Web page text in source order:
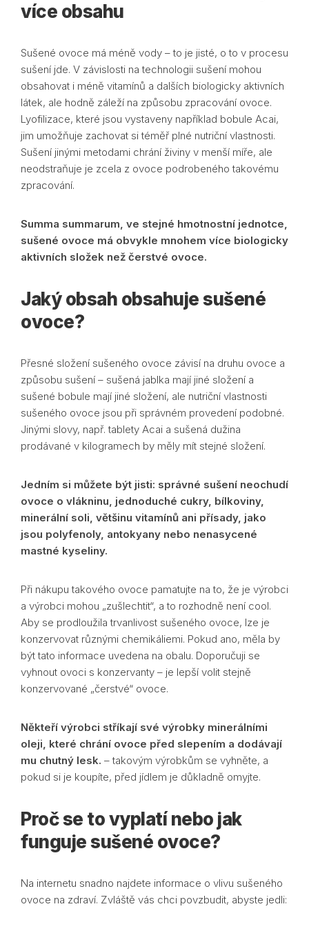
více obsahu
Sušené ovoce má méně vody – to je jisté, o to v procesu
sušení jde. V závislosti na technologii sušení mohou
obsahovat i méně vitamínů a dalších biologicky aktivních
látek, ale hodně záleží na způsobu zpracování ovoce.
Lyofilizace, které jsou vystaveny například bobule Acai,
jim umožňuje zachovat si téměř plné nutriční vlastnosti.
Sušení jinými metodami chrání živiny v menší míře, ale
neodstraňuje je zcela z ovoce podrobeného takovému
zpracování.
Summa summarum, ve stejné hmotnostní jednotce,
sušené ovoce má obvykle mnohem více biologicky
aktivních složek než čerstvé ovoce.
Jaký obsah obsahuje sušené
ovoce?
Přesné složení sušeného ovoce závisí na druhu ovoce a
způsobu sušení – sušená jablka mají jiné složení a
sušené bobule mají jiné složení, ale nutriční vlastnosti
sušeného ovoce jsou při správném provedení podobné.
Jinými slovy, např. tablety Acai a sušená dužina
prodávané v kilogramech by měly mít stejné složení.
Jedním si můžete být jisti: správné sušení neochudí
ovoce o vlákninu, jednoduché cukry, bílkoviny,
minerální soli, většinu vitamínů ani přísady, jako
jsou polyfenoly, antokyany nebo nenasycené
mastné kyseliny.
Při nákupu takového ovoce pamatujte na to, že je výrobci
a výrobci mohou „zušlechtit“, a to rozhodně není cool.
Aby se prodloužila trvanlivost sušeného ovoce, lze je
konzervovat různými chemikáliemi. Pokud ano, měla by
být tato informace uvedena na obalu. Doporučuji se
vyhnout ovoci s konzervanty – je lepší volit stejně
konzervované „čerstvé“ ovoce.
Někteří výrobci stříkají své výrobky minerálními
oleji, které chrání ovoce před slepením a dodávají
mu chutný lesk. – takovým výrobkům se vyhněte, a
pokud si je koupíte, před jídlem je důkladně omyjte.
Proč se to vyplatí nebo jak
funguje sušené ovoce?
Na internetu snadno najdete informace o vlivu sušeného
ovoce na zdraví. Zvláště vás chci povzbudit, abyste jedli: